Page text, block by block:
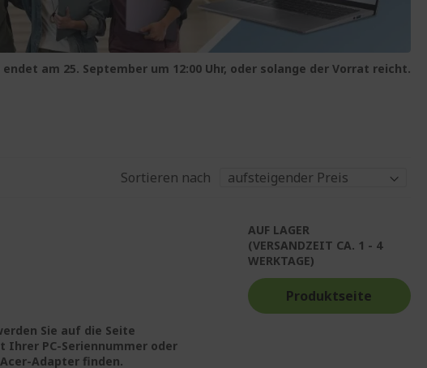
am 25. September um 12:00 Uhr, oder solange der Vorrat reicht.
Sortieren nach
Sie auf die Seite
Ihrer PC-Seriennummer oder
Adapter finden.
AUF LAGER
(VERSANDZEIT CA. 1 - 4
WERKTAGE)
Produktseite